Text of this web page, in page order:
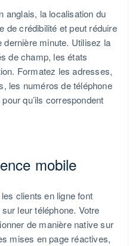
anglais, la localisation du
de crédibilité et peut réduire
minute. Utilisez la
de champ, les états
Formatez les adresses,
les numéros de téléphone
qu’ils correspondent
mobile
clients en ligne font
leur téléphone. Votre
de manière native sur
mises en page réactives,